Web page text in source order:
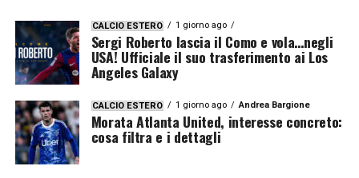
CALCIO ESTERO 1 giorno ago
Sergi Roberto lascia il Como e vola…negli
USA! Ufficiale il suo trasferimento ai Los
Angeles Galaxy
CALCIO ESTERO 1 giorno ago Andrea Bargione
Morata Atlanta United, interesse concreto:
cosa filtra e i dettagli